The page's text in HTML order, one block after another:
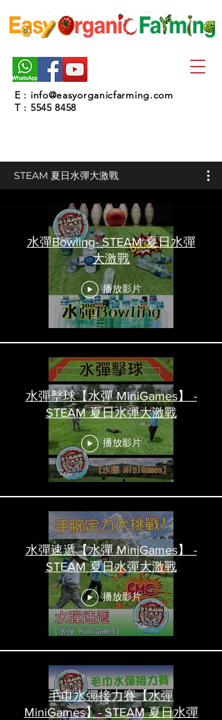
E : info@easyorganicfarming.com
T : 5545 8458
STEAM 夏日水彈大激戰
水彈Bowling- STEAM 夏日水彈
大激戰
播放影片
水彈擊球【水彈 MiniGames】 -
STEAM 夏日水彈大激戰
播放影片
水彈速遞【水彈 MiniGames】 -
STEAM 夏日水彈大激戰
播放影片
毛巾水彈接力賽【水彈
MiniGames】- STEAM 夏日水彈